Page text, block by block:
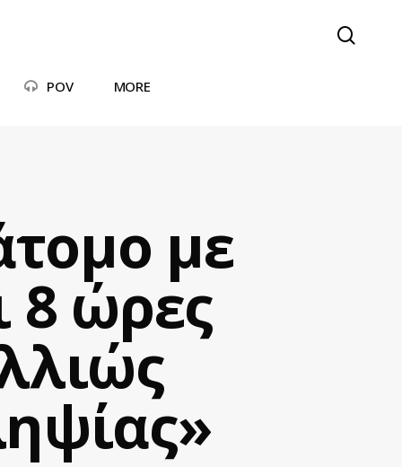
POV MORE
με
8 ώρες